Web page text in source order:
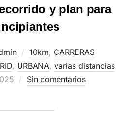
y plan para
10km, CARRERAS
, URBANA, varias distancias
Sin comentarios